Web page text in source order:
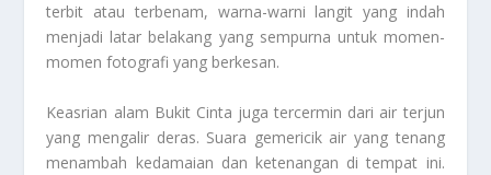
terbit atau terbenam, warna-warni langit yang indah
menjadi latar belakang yang sempurna untuk momen-
momen fotografi yang berkesan.
Keasrian alam Bukit Cinta juga tercermin dari air terjun
yang mengalir deras. Suara gemericik air yang tenang
menambah kedamaian dan ketenangan di tempat ini.